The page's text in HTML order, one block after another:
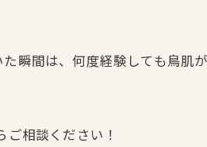
間は、何度経験しても鳥肌が
相談ください！